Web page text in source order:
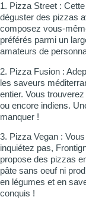
1. Pizza Street :
déguster des pizzas
composez vous-
préférés parmi un
amateurs de
2. Pizza Fusion :
les saveurs
entier. Vous
ou encore indiens.
manquer !
3. Pizza Vegan :
inquiétez pas,
propose des pizzas
pâte sans oeuf ni
en légumes et en
conquis !